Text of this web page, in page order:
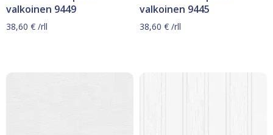
valkoinen 9449
38,60 € /rll
valkoinen 9445
38,60 € /rll